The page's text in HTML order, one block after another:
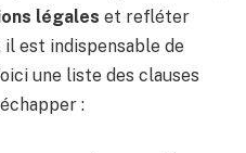
légales et refléter
est indispensable de
une liste des clauses
: